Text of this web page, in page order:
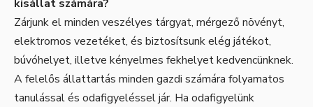
kisállat számára?
Zárjunk el minden veszélyes tárgyat, mérgező növényt,
elektromos vezetéket, és biztosítsunk elég játékot,
búvóhelyet, illetve kényelmes fekhelyet kedvencünknek.
A felelős állattartás minden gazdi számára folyamatos
tanulással és odafigyeléssel jár. Ha odafigyelünk